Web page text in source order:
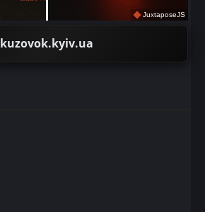
JuxtaposeJS
kuzovok.kyiv.ua